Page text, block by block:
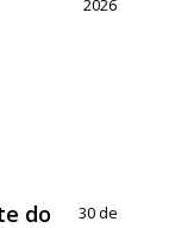
2026
do
30 de